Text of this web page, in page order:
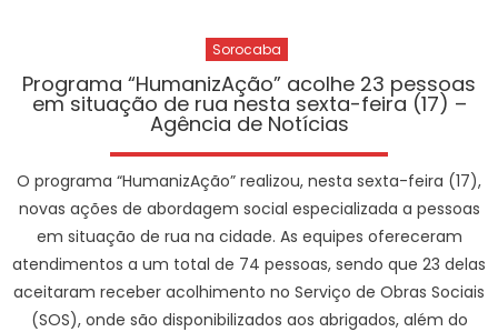
GCM
do
e
outras
Sorocaba
Programa “HumanizAção” acolhe 23 pessoas
em situação de rua nesta sexta-feira (17) –
Agência de Notícias
O programa “HumanizAção” realizou, nesta sexta-feira (17),
novas ações de abordagem social especializada a pessoas
em situação de rua na cidade. As equipes ofereceram
atendimentos a um total de 74 pessoas, sendo que 23 delas
aceitaram receber acolhimento no Serviço de Obras Sociais
(SOS), onde são disponibilizados aos abrigados, além do